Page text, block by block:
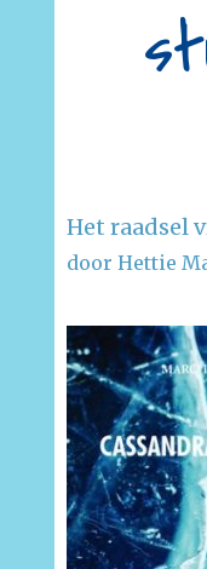
Het raadsel
door Hettie